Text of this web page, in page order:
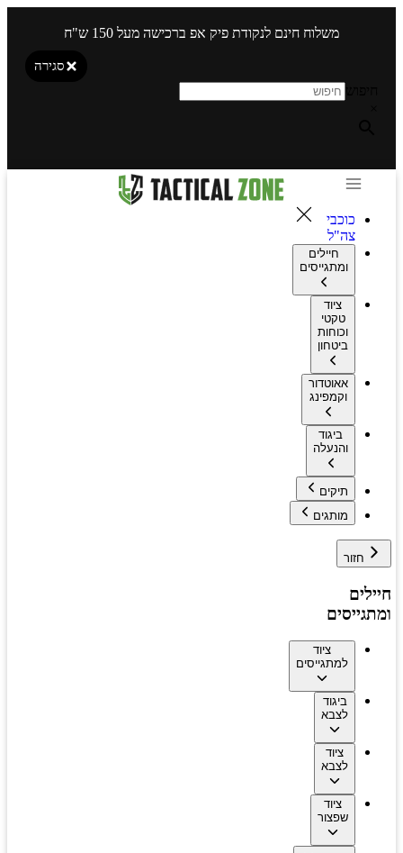
משלוח חינם לנקודת פיק אפ ברכישה מעל 150 ש"ח
סגירה
כוכבי
צה"ל
חיילים
ומתגייסים
ציוד
טקטי
וכוחות
ביטחון
אאוטדור
וקמפינג
ביגוד
והנעלה
תיקים
מותגים
חזור
חיילים
ומתגייסים
ציוד
למתגייסים
ביגוד
לצבא
ציוד
לצבא
ציוד
שפצור